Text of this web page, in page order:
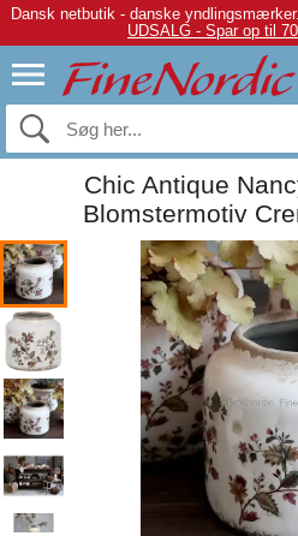
Dansk netbutik - danske yndlingsmærker.
UDSALG - Spar op til
Chic Antique
Blomstermotiv